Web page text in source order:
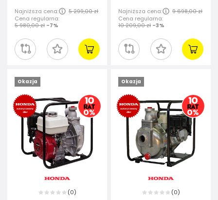
Najniższa cena:
5 299,00 zł
Cena regularna:
5 980,00 zł -7%
Najniższa cena:
9 698,00 zł
Cena regularna:
10 209,00 zł -3%
Okazja
(0)
Okazja
(0)